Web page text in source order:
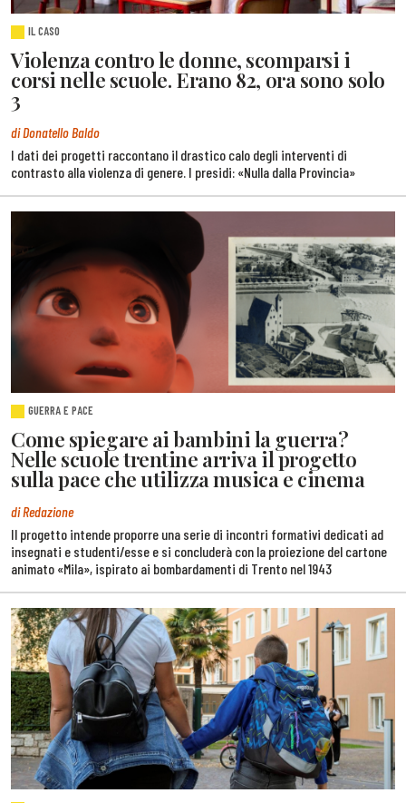
IL CASO
Violenza contro le donne, scomparsi i
corsi nelle scuole. Erano 82, ora sono solo
3
di Donatello Baldo
I dati dei progetti raccontano il drastico calo degli interventi di
contrasto alla violenza di genere. I presidi: «Nulla dalla Provincia»
GUERRA E PACE
Come spiegare ai bambini la guerra?
Nelle scuole trentine arriva il progetto
sulla pace che utilizza musica e cinema
di Redazione
Il progetto intende proporre una serie di incontri formativi dedicati ad
insegnati e studenti/esse e si concluderà con la proiezione del cartone
animato «Mila», ispirato ai bombardamenti di Trento nel 1943